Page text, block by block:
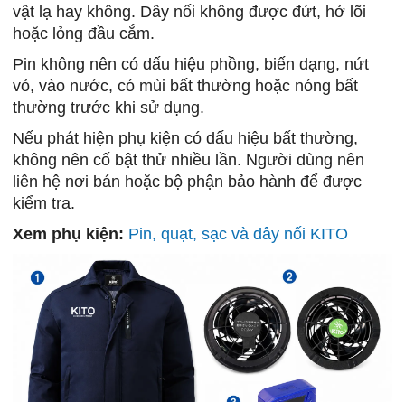
vật lạ hay không. Dây nối không được đứt, hở lõi
hoặc lỏng đầu cắm.
Pin không nên có dấu hiệu phồng, biến dạng, nứt
vỏ, vào nước, có mùi bất thường hoặc nóng bất
thường trước khi sử dụng.
Nếu phát hiện phụ kiện có dấu hiệu bất thường,
không nên cố bật thử nhiều lần. Người dùng nên
liên hệ nơi bán hoặc bộ phận bảo hành để được
kiểm tra.
Xem phụ kiện: Pin, quạt, sạc và dây nối KITO